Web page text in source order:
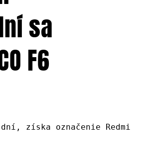
sa
F6
získa označenie Redmi